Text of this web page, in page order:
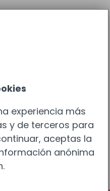
experiencia más
y de terceros para
aceptas la
anónima